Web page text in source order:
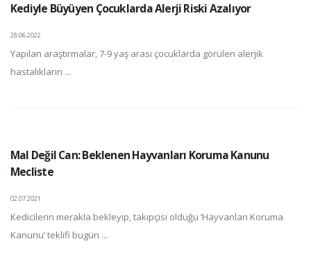
Kediyle Büyüyen Çocuklarda Alerji Riski Azalıyor
28.06.2022
Yapılan araştırmalar, 7-9 yaş arası çocuklarda görülen alerjik
hastalıkların ...
Mal Değil Can: Beklenen Hayvanları Koruma Kanunu
Mecliste
02.07.2021
Kedicilerin merakla bekleyip, takipçisi olduğu ‘Hayvanları Koruma
Kanunu’ teklifi bugün ...